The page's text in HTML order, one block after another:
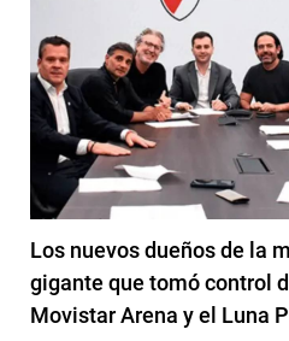
Los nuevos dueños de la
gigante que tomó control
Movistar Arena y el Luna